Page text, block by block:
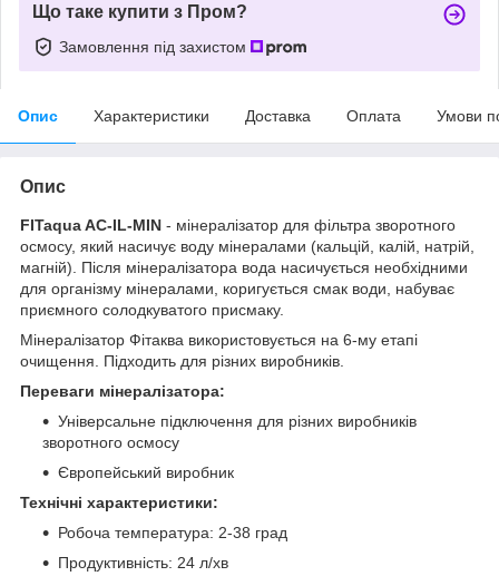
Що таке купити з Пром?
Замовлення під захистом
Опис Характеристики Доставка Оплата Умови
Опис
FITaqua AC-IL-MIN - мінералізатор для фільтра зворотного
осмосу, який насичує воду мінералами (кальцій, калій, натрій,
магній). Після мінералізатора вода насичується необхідними
для організму мінералами, коригується смак води, набуває
приємного солодкуватого присмаку.
Мінералізатор Фітаква використовується на 6-му етапі
очищення. Підходить для різних виробників.
Переваги мінералізатора:
Універсальне підключення для різних виробників
зворотного осмосу
Європейський виробник
Технічні характеристики:
Робоча температура: 2-38 град
Продуктивність: 24 л/хв